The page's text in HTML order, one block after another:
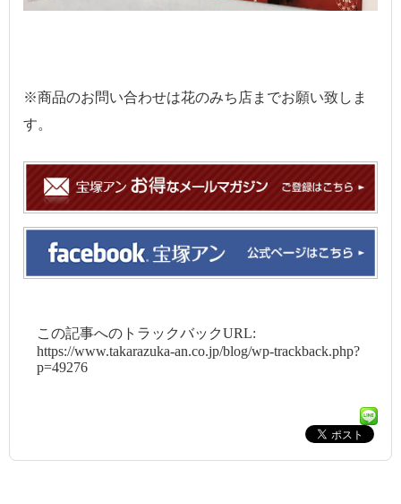
※商品のお問い合わせは花のみち店までお願い致しま
す。
この記事へのトラックバックURL:
https://www.takarazuka-an.co.jp/blog/wp-trackback.php?
p=49276